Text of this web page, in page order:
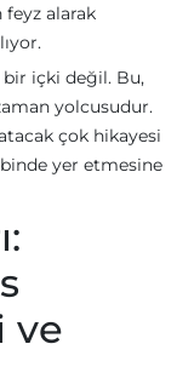
alarak
bir içki değil. Bu,
yolcusudur.
çok hikayesi
yer etmesine
ve